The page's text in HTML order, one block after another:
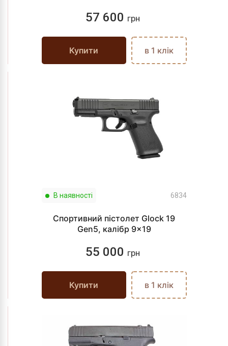
57 600 грн
Купити в 1 клік
В наявності 6834
Спортивний пістолет Glock 19
Gen5, калібр 9x19
55 000 грн
Купити в 1 клік